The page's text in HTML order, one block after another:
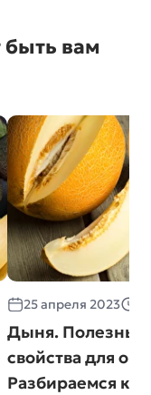
быть вам
25 апреля 2023
Дыня.
свойства для
Разбираемся